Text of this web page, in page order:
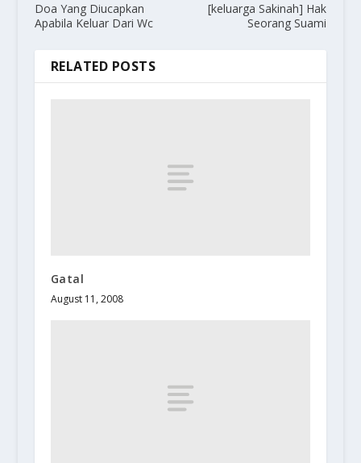
Doa Yang Diucapkan
Apabila Keluar Dari Wc
[keluarga Sakinah] Hak
Seorang Suami
RELATED POSTS
Gatal
August 11, 2008